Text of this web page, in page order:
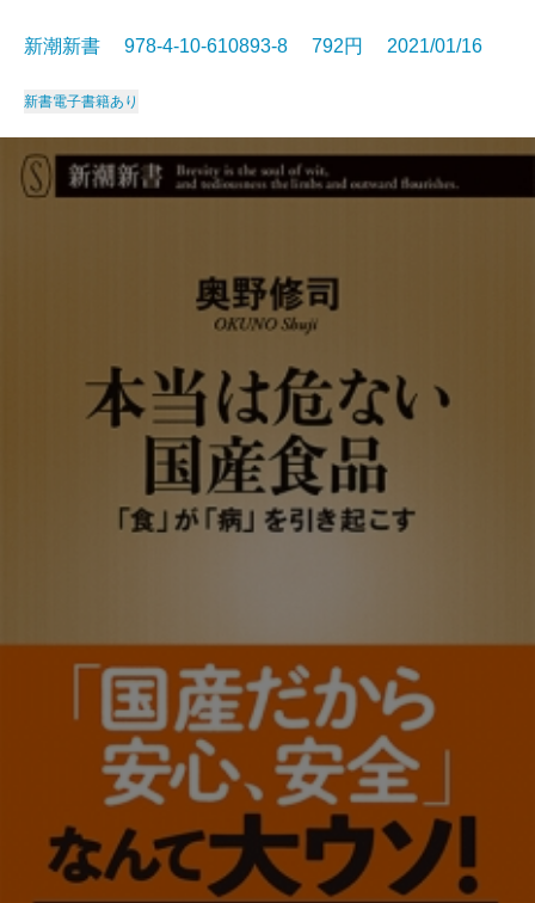
新潮新書 978-4-10-610893-8 792円 2021/01/16
新書電子書籍あり